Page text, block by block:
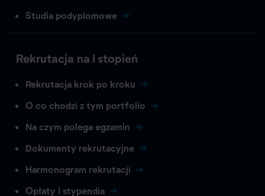
Studia podyplomowe
Rekrutacja na I stopień
Rekrutacja krok po kroku
O co chodzi z tym portfolio
Na czym polega egzamin
Dokumenty rekrutacyjne
Harmonogram rekrutacji
Opłaty i stypendia